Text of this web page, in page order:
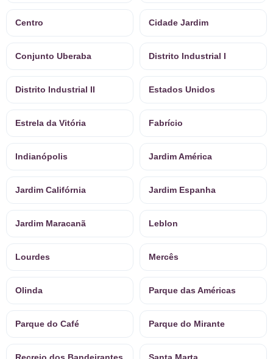
Centro Cidade Jardim
Conjunto Uberaba Distrito Industrial I
Distrito Industrial II Estados Unidos
Estrela da Vitória Fabrício
Indianópolis Jardim América
Jardim Califórnia Jardim Espanha
Jardim Maracanã Leblon
Lourdes Mercês
Olinda Parque das Américas
Parque do Café Parque do Mirante